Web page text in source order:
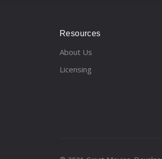
Resources
About Us
Licensing